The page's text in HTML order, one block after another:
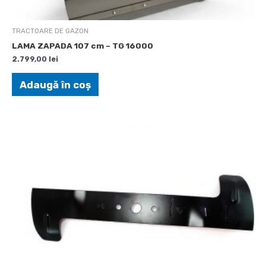
TRACTOARE DE GAZON
LAMA ZAPADA 107 cm – TG 16000
2.799,00 lei
Adaugă în coș